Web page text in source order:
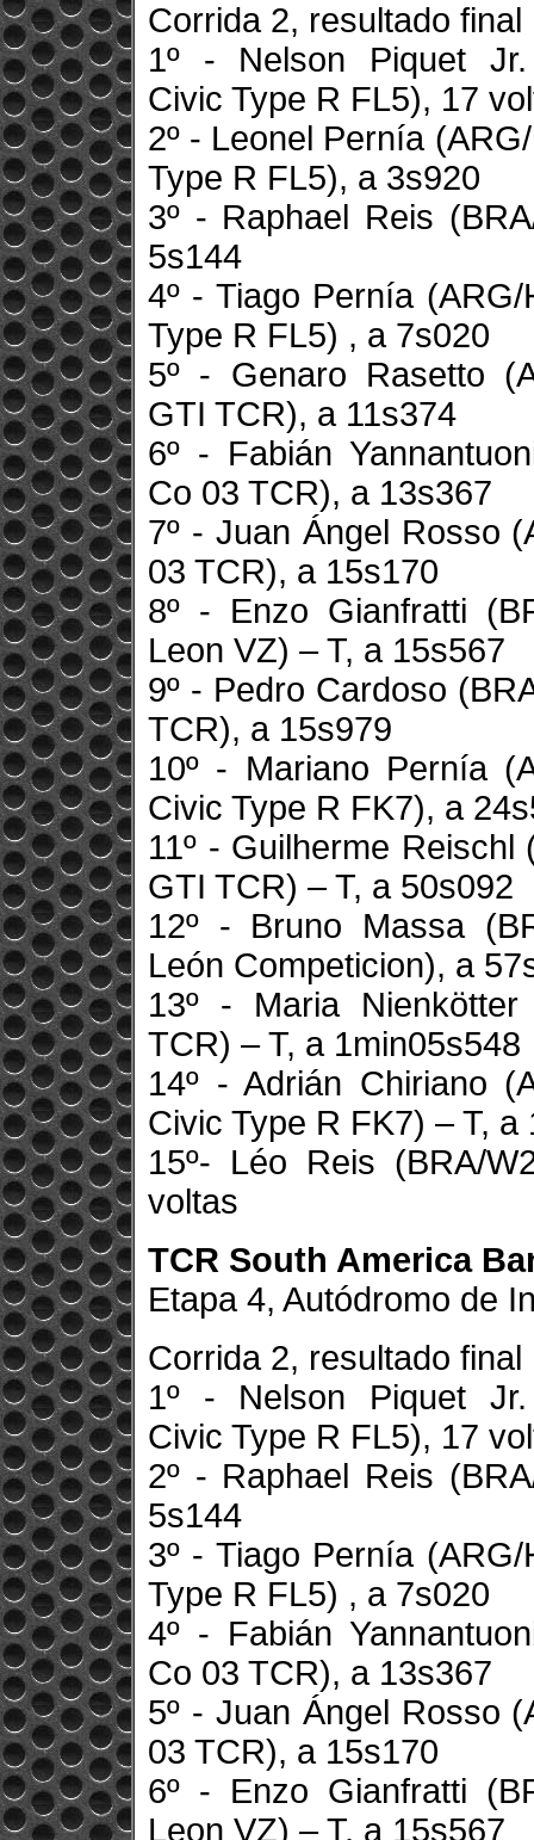
Corrida 2, resultado final
1º - Nelson Piquet Jr.
Civic Type R FL5), 17
2º - Leonel Pernía
Type R FL5), a 3s920
3º - Raphael Reis
5s144
4º - Tiago Pernía
Type R FL5) , a 7s020
5º - Genaro Rasetto
GTI TCR), a 11s374
6º - Fabián
Co 03 TCR), a 13s367
7º - Juan Ángel Rosso
03 TCR), a 15s170
8º - Enzo Gianfratti
Leon VZ) – T, a 15s567
9º - Pedro Cardoso
TCR), a 15s979
10º - Mariano Pernía
Civic Type R FK7), a
11º - Guilherme
GTI TCR) – T, a 50s092
12º - Bruno Massa
León Competicion), a
13º - Maria Nienkötter
TCR) – T, a 1min05s548
14º - Adrián Chiriano
Civic Type R FK7) – T, a
15º- Léo Reis (BRA/
voltas
TCR South America
Etapa 4, Autódromo de
Corrida 2, resultado final
1º - Nelson Piquet Jr.
Civic Type R FL5), 17
2º - Raphael Reis
5s144
3º - Tiago Pernía
Type R FL5) , a 7s020
4º - Fabián
Co 03 TCR), a 13s367
5º - Juan Ángel Rosso
03 TCR), a 15s170
6º - Enzo Gianfratti
Leon VZ) – T, a 15s567